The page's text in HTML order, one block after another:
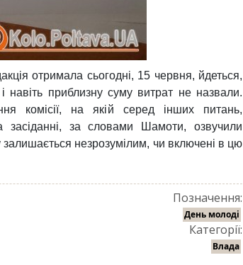
отримала сьогодні, 15 червня, йдеться,
приблизну суму витрат не назвали.
комісії, на якій серед інших питань,
за словами Шамоти, озвучили
незрозумілим, чи включені в цю
Позначення:
День молоді
Категорії:
Влада